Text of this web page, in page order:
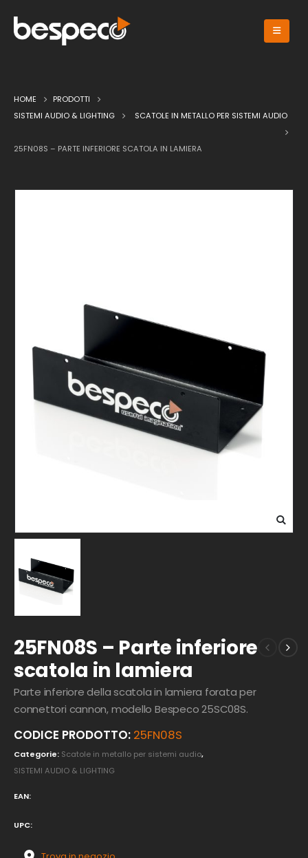
HOME
PRODOTTI
SISTEMI AUDIO & LIGHTING
SCATOLE IN METALLO PER SISTEMI AUDIO
25FN08S – PARTE INFERIORE SCATOLA IN LAMIERA
25FN08S – Parte inferiore
scatola in lamiera
Parte inferiore della scatola in lamiera forata per
connettori cannon, modello Bespeco 25SC08S.
CODICE PRODOTTO: 25FN08S
Categorie: Scatole in metallo per sistemi audio,
SISTEMI AUDIO & LIGHTING
EAN:
UPC: